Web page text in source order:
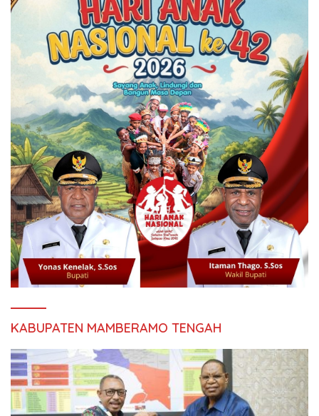
KABUPATEN MAMBERAMO TENGAH